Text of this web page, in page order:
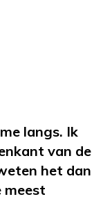
langs. Ik
van de
het dan
meest